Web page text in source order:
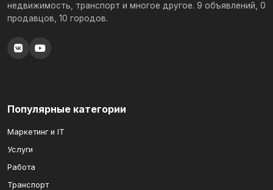
недвижимость, транспорт и многое другое. 9 объявлений, 0
продавцов, 10 городов.
Популярные категории
Маркетинг и IT
Услуги
Работа
Транспорт